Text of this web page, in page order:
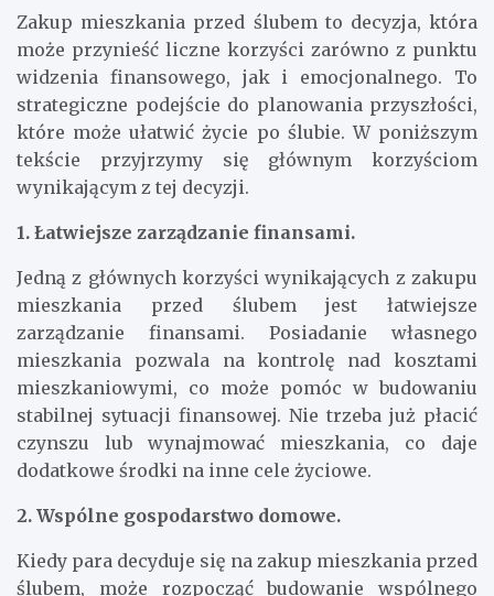
Zakup mieszkania przed ślubem to decyzja, która
może przynieść liczne korzyści zarówno z punktu
widzenia finansowego, jak i emocjonalnego. To
strategiczne podejście do planowania przyszłości,
które może ułatwić życie po ślubie. W poniższym
tekście przyjrzymy się głównym korzyściom
wynikającym z tej decyzji.
1. Łatwiejsze zarządzanie finansami.
Jedną z głównych korzyści wynikających z zakupu
mieszkania przed ślubem jest łatwiejsze
zarządzanie finansami. Posiadanie własnego
mieszkania pozwala na kontrolę nad kosztami
mieszkaniowymi, co może pomóc w budowaniu
stabilnej sytuacji finansowej. Nie trzeba już płacić
czynszu lub wynajmować mieszkania, co daje
dodatkowe środki na inne cele życiowe.
2. Wspólne gospodarstwo domowe.
Kiedy para decyduje się na zakup mieszkania przed
ślubem, może rozpocząć budowanie wspólnego